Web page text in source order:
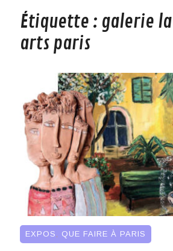
Étiquette : galerie
arts paris
EXPOS QUE FAIRE À PARIS